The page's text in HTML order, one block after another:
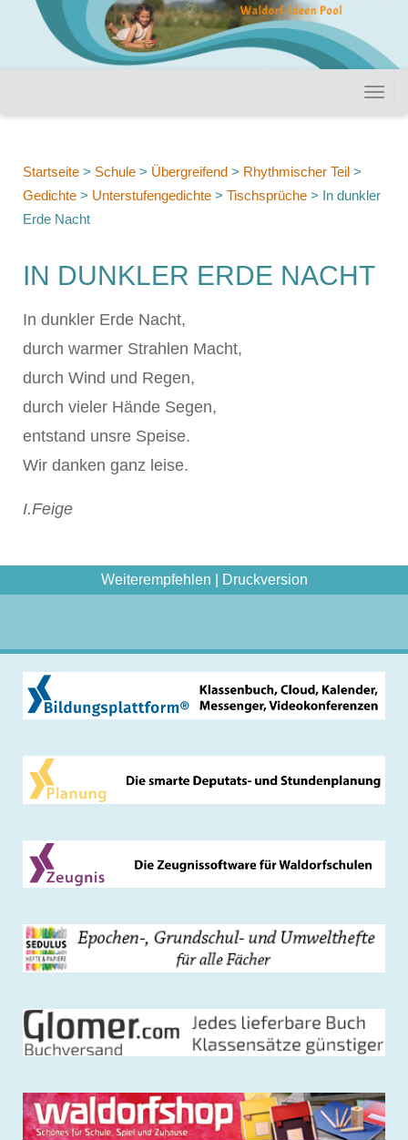
Startseite > Schule > Übergreifend > Rhythmischer Teil >
Gedichte > Unterstufengedichte > Tischsprüche > In dunkler
Erde Nacht
IN DUNKLER ERDE NACHT
In dunkler Erde Nacht,
durch warmer Strahlen Macht,
durch Wind und Regen,
durch vieler Hände Segen,
entstand unsre Speise.
Wir danken ganz leise.
I.Feige
Weiterempfehlen Druckversion